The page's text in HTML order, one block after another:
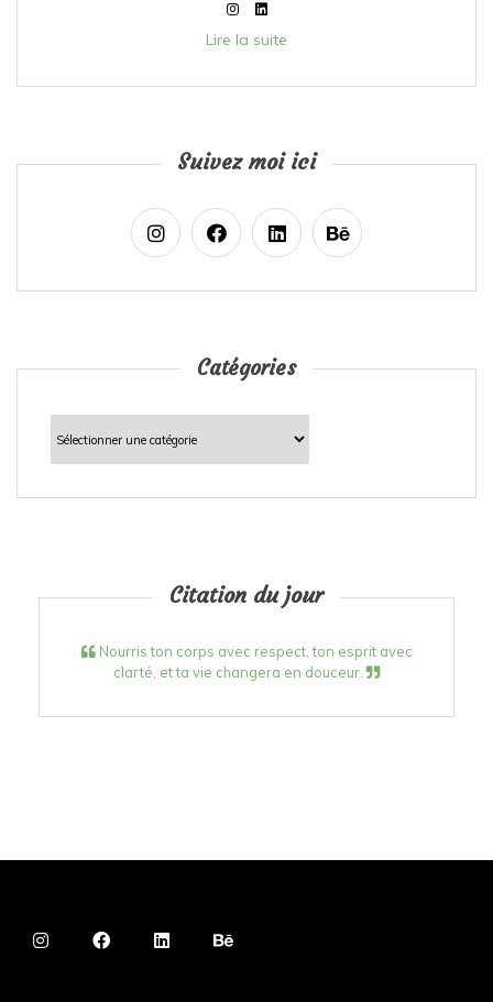
Lire la suite
Suivez moi ici
Catégories
Catégories
Citation du jour
Nourris ton corps avec respect, ton esprit avec
clarté, et ta vie changera en douceur.